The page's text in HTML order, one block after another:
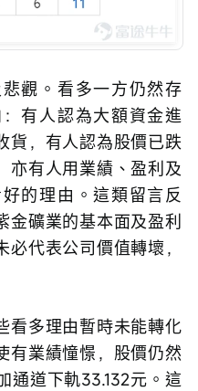
觀。看多一方仍然存
有人認為大額資金進
貨，有人認為股價已跌
亦有人用業績、盈利及
的理由。這類留言反
金礦業的基本面及盈利
代表公司價值轉壞，
看多理由暫時未能轉化
有業績憧憬，股價仍然
通道下軌33.132元。這